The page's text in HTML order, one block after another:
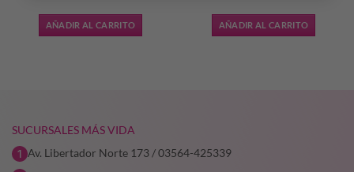
AÑADIR AL CARRITO AÑADIR AL CARRITO
SUCURSALES MÁS VIDA
Av. Libertador Norte 173 / 03564-425339